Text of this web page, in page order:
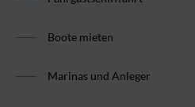
Boote mieten
Marinas und Anleger